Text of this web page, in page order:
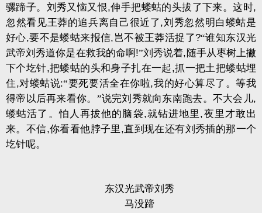
骡蹄子。刘秀又恼又恨,伸手把蝼蛄的头拔了下来。这时,
忽然看见王莽的追兵离自己很近了,刘秀忽然明白蝼蛄是
好心,要不是蝼蛄来报信, 岂不被王莽活捉了?“谁知东汉光
武帝刘秀道你是在救我的命啊!”刘秀说着, 随手从枣树上撇
下个圪针,把蝼蛄的头和身子扎在一起,抓一把土把蝼蛄埋
住,对蝼蛄说:“要死要活全在你啦,我的好心算尽了。等我
得帝以后再来看你。”说完刘秀就向东南跑去。不大会儿,
蝼蛄活了。怕人再拔他的脑袋,就钻进地里 ,夜里才敢出
来。不信,你看看他脖子里 ,直到现在还有刘秀插的那一个
圪针呢。
东汉光武帝刘秀
马没蹄